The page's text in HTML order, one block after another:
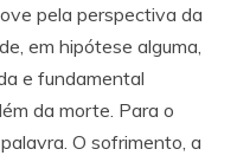
pela perspectiva da
em hipótese alguma,
e fundamental
da morte. Para o
O sofrimento, a